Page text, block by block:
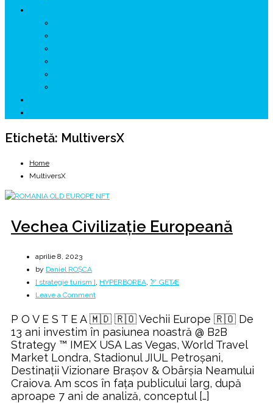
Etichetă: MultiversX
Home
MultiversX
Vechea Civilizație Europeană
aprilie 8, 2023
by Daniel ROȘCA
[ strategie turism ], HYPERBOREA, 🏹 GETÆ
Leave a Commenton
Civilizație
Europeană
P O V E S T E A 🇲🇩 🇷🇴 Vechii Europe 🇷🇴 De
13 ani investim în pasiunea noastră @ B2B
Strategy ™ IMEX USA Las Vegas, World Travel
Market Londra, Stadionul JIUL Petroșani,
Destinații Vizionare Brașov & Obârșia Neamului
Craiova. Am scos în fața publicului larg, după
aproape 7 ani de analiză, conceptul […]